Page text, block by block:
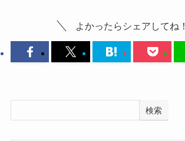
よかったらシェアしてね！
検索